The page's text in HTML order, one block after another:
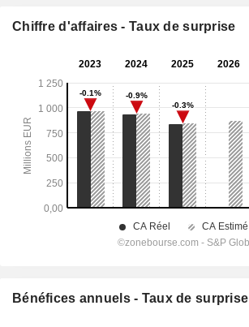
Chiffre d'affaires - Taux de surprise
Bénéfices annuels - Taux de surprise